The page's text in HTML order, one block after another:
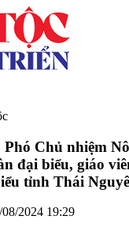
Chủ nhiệm
đại biểu, giáo
tỉnh Thái
08/2024 19:29